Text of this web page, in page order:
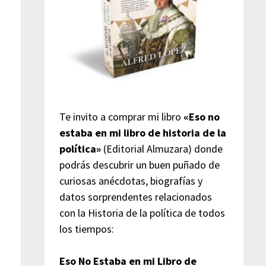
Te invito a comprar mi libro «Eso no
estaba en mi libro de historia de la
política»(Editorial Almuzara) donde
podrás descubrir un buen puñado de
curiosas anécdotas, biografías y
datos sorprendentes relacionados
con la Historia de la política de todos
los tiempos:
Eso No Estaba en mi Libro de